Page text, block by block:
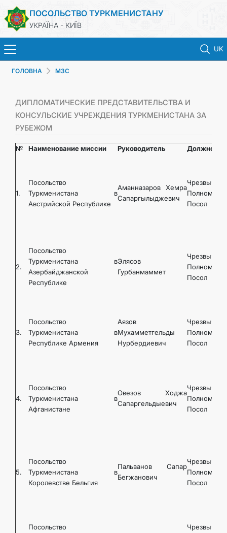
ПОСОЛЬСТВО ТУРКМЕНИСТАНУ
УКРАЇНА - КИЇВ
UK
НОВИНИ
МЗС
ГОЛОВНА МЗС
ДИПЛОМАТИЧЕСКИЕ ПРЕДСТАВИТЕЛЬСТВА И
КОНСУЛЬСКИЕ УЧРЕЖДЕНИЯ ТУРКМЕНИСТАНА ЗА
РУБЕЖОМ
№ Наименование миссии Руководитель Должность
1.
Посольство
Туркменистана в
Австрийской Республике
Аманназаров Хемра
Сапаргылыджевич
Посол
2.
Посольство
Туркменистана в
Азербайджанской
Республике
Элясов
Гурбанмаммет
Посол
3.
Посольство
Туркменистана в
Республике Армения
Аязов
Мухамметгельды
Нурбердиевич
Посол
4.
Посольство
Туркменистана в
Афганистане
Овезов Ходжа
Сапаргельдыевич
Посол
5.
Посольство
Туркменистана в
Королевстве Бельгия
Пальванов Сапар
Бегжанович
Посол
Посольство